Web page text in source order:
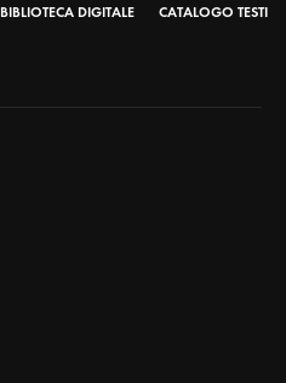
BIBLIOTECA DIGITALE
CATALOGO TESTI